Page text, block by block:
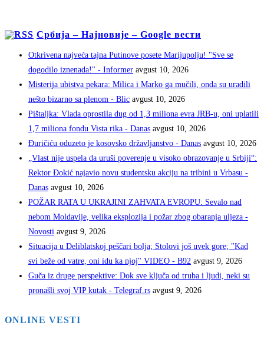
Србија – Најновије – Google вести
Otkrivena najveća tajna Putinove posete Marijupolju! "Sve se
dogodilo iznenada!" - Informer avgust 10, 2026
Misterija ubistva pekara: Milica i Marko ga mučili, onda su uradili
nešto bizarno sa plenom - Blic avgust 10, 2026
Pištaljka: Vlada oprostila dug od 1,3 miliona evra JRB-u, oni uplatili
1,7 miliona fondu Vista rika - Danas avgust 10, 2026
Đuričiću oduzeto je kosovsko državljanstvo - Danas avgust 10, 2026
„Vlast nije uspela da uruši poverenje u visoko obrazovanje u Srbiji“:
Rektor Đokić najavio novu studentsku akciju na tribini u Vrbasu -
Danas avgust 10, 2026
POŽAR RATA U UKRAJINI ZAHVATA EVROPU: Sevalo nad
nebom Moldavije, velika eksplozija i požar zbog obaranja uljeza -
Novosti avgust 9, 2026
Situacija u Deliblatskoj peščari bolja; Stolovi još uvek gore; "Kad
svi beže od vatre, oni idu ka njoj" VIDEO - B92 avgust 9, 2026
Guča iz druge perspektive: Dok sve ključa od truba i ljudi, neki su
pronašli svoj VIP kutak - Telegraf.rs avgust 9, 2026
ONLINE VESTI